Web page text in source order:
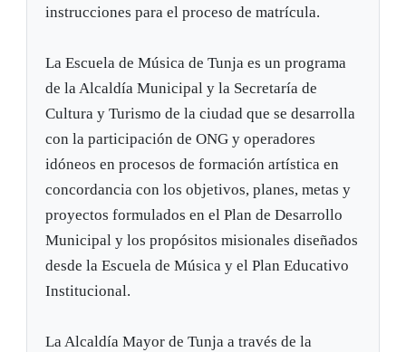
instrucciones para el proceso de matrícula.
La Escuela de Música de Tunja es un programa
de la Alcaldía Municipal y la Secretaría de
Cultura y Turismo de la ciudad que se desarrolla
con la participación de ONG y operadores
idóneos en procesos de formación artística en
concordancia con los objetivos, planes, metas y
proyectos formulados en el Plan de Desarrollo
Municipal y los propósitos misionales diseñados
desde la Escuela de Música y el Plan Educativo
Institucional.
La Alcaldía Mayor de Tunja a través de la